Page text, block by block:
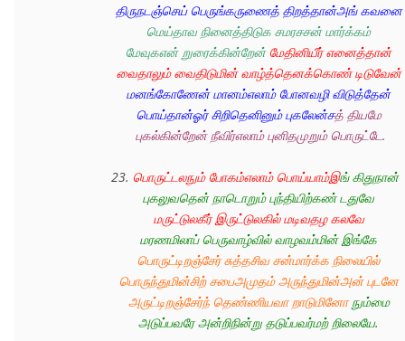
திருநடஞ்செய் பெருங்கருணைத் திறத்தான்அங் கவனை
மெய்தாவ நினைத்திடுக சமரசசன் மார்க்கம்
மேவுகஎன் றுரைக்கின்றேன் மேதினியீர் எனைத்தான்
வைதாலும் வைதிடுமின் வாழ்த்தெனக்கொண் டிடுவேன்
மனங்கோணேன் மானம்எலாம் போனவழி விடுத்தேன்
பொய்தான்ஓர் சிறிதெனினும் புகலேன்சத் தியமே
புகல்கின்றேன் நீவிர்எலாம் புனிதமுறும் பொருட்டே.
23. பொருட்டலநும் போகம்எலாம் பொய்யாம்இங் கிதுநான்
புகலுவதென் நாடொறும் புந்தியிற்கண் டதுவே
மருட்டுலகீர் இருட்டுலகில் மடிவதழ கலவே
மரணமிலாப் பெருவாழ்வில் வாழவம்மின் இங்கே
பொருட்டிறஞ்சேர் சுத்தசிவ சன்மார்க்க நிலையில்
பொருந்துமின்சிற் சபைஅமுதம் அருந்துமின்அன் புடனே
அருட்டிறஞ்சேர்ந் தெண்ணியவா றாடுமினோ நும்மை
அடுப்பவரே அன்றிநின்று தடுப்பவர்மற் றிலையே.